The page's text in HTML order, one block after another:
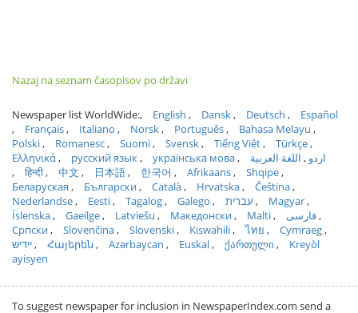
Nazaj na seznam časopisov po državi
Newspaper list WorldWide: English Dansk Deutsch
Español
Français
Italiano Norsk Português
Bahasa Melayu
Polski
Romanesc Suomi Svensk Tiếng Việt
Türkçe
Ελληνικά
русский язык українська мова اردو
اللغة العربية
हिन्दी
中文 日本語 한국어 Afrikaans
Shqipe
Беларуская
Български Català Hrvatska
Čeština
Nederlandse
Eesti Tagalog Galego עברית
Magyar
Íslenska
Gaeilge Latviešu Македонски Malti
فارسی
Српски
Slovenčina Slovenski Kiswahili ไทย
Cymraeg
ייִדיש
Հայերեն Azərbaycan Euskal ქართული
Kreyòl
ayisyen
To suggest newspaper for inclusion in NewspaperIndex.com send a